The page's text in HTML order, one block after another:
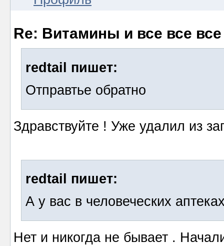
Re: Витамины и все все все
redtail пишет:
Отправтье обратно
Здравствуйте ! Уже удалил из
redtail пишет:
А у вас в человеческих
Нет и никогда не бывает .